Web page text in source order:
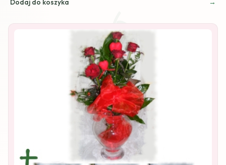
Dodaj do koszyka